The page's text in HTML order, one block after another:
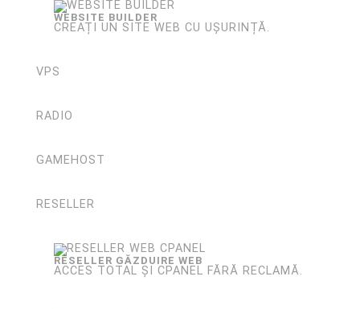
WEBSITE BUILDER
CREAȚI UN SITE WEB CU UȘURINȚĂ.
VPS
RADIO
GAMEHOST
RESELLER
RESELLER GĂZDUIRE WEB
ACCES TOTAL ȘI CPANEL FĂRĂ RECLAMĂ.